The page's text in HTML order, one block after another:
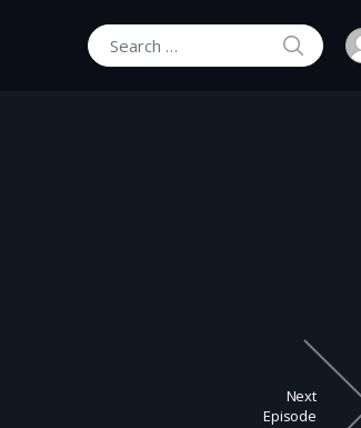
Search for:
Next
Episode